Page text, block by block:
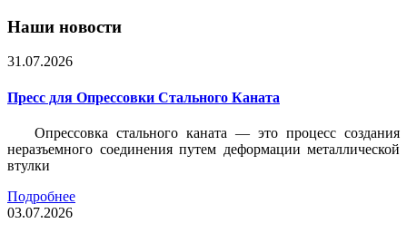
Наши новости
31.07.2026
Пресс для Опрессовки Стального Каната
Опрессовка стального каната — это процесс создания
неразъемного соединения путем деформации металлической
втулки
Подробнее
03.07.2026